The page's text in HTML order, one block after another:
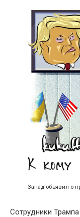
Запад объявил о
Сотрудники